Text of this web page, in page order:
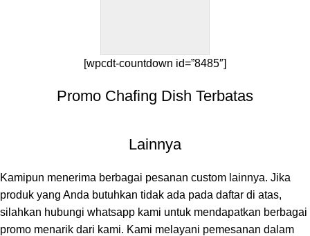
[wpcdt-countdown id=”8485″]
Promo Chafing Dish Terbatas
Lainnya
Kamipun menerima berbagai pesanan custom lainnya. Jika
produk yang Anda butuhkan tidak ada pada daftar di atas,
silahkan hubungi whatsapp kami untuk mendapatkan berbagai
promo menarik dari kami. Kami melayani pemesanan dalam